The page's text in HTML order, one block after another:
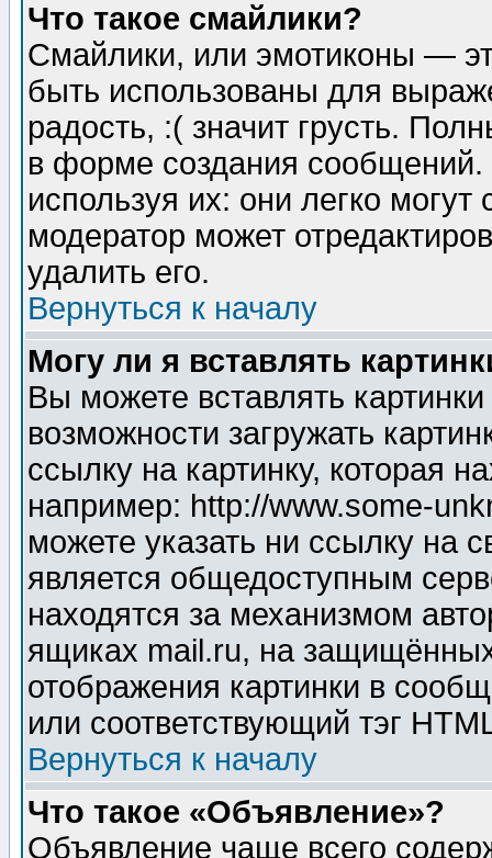
Что такое смайлики?
Смайлики, или эмотиконы —
быть использованы для
радость, :( значит грусть.
в форме создания сообщений.
используя их: они легко
модератор может
удалить его.
Вернуться к началу
Могу ли я вставлять
Вы можете вставлять
возможности загружать
ссылку на картинку, которая
например: http://www.some-
можете указать ни ссылку на
является общедоступным
находятся за механизмом
ящиках mail.ru, на
отображения картинки в
или соответствующий тэг
Вернуться к началу
Что такое «Объявление»?
Объявление чаще всего